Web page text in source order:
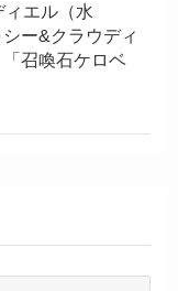
ィエル（水
ー&クラウディ
召喚石ケロベ